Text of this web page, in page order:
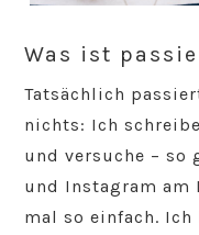
Was ist
Tatsächlich
nichts: Ich
und versuche – so
und Instagram am
mal so einfach.